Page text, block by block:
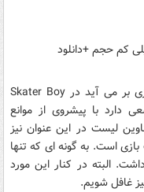
به گزارش دیجیاتو، همان طور که از اسم بازی بر می آید در Skater Boy
با پیشروی از موانع
لیست در این عنوان نیز
است. به گونه ای که تنها
البته در کنار این مورد
غافل شویم.